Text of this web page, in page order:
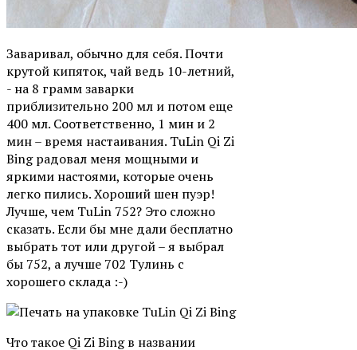
Заваривал, обычно для себя. Почти
крутой кипяток, чай ведь 10-летний,
- на 8 грамм заварки
приблизительно 200 мл и потом еще
400 мл. Соответственно, 1 мин и 2
мин – время настаивания. TuLin Qi Zi
Bing радовал меня мощными и
яркими настоями, которые очень
легко пились. Хороший шен пуэр!
Лучше, чем TuLin 752? Это сложно
сказать. Если бы мне дали бесплатно
выбрать тот или другой – я выбрал
бы 752, а лучше 702 Тулинь с
хорошего склада :-)
Что такое Qi Zi Bing в названии